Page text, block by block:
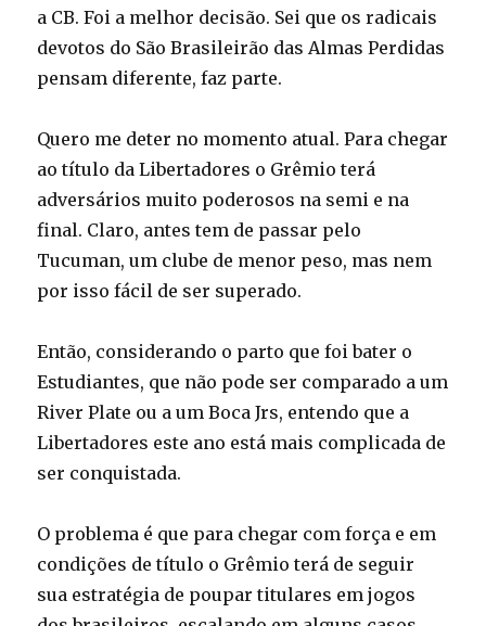
a CB. Foi a melhor decisão. Sei que os radicais
devotos do São Brasileirão das Almas Perdidas
pensam diferente, faz parte.
Quero me deter no momento atual. Para chegar
ao título da Libertadores o Grêmio terá
adversários muito poderosos na semi e na
final. Claro, antes tem de passar pelo
Tucuman, um clube de menor peso, mas nem
por isso fácil de ser superado.
Então, considerando o parto que foi bater o
Estudiantes, que não pode ser comparado a um
River Plate ou a um Boca Jrs, entendo que a
Libertadores este ano está mais complicada de
ser conquistada.
O problema é que para chegar com força e em
condições de título o Grêmio terá de seguir
sua estratégia de poupar titulares em jogos